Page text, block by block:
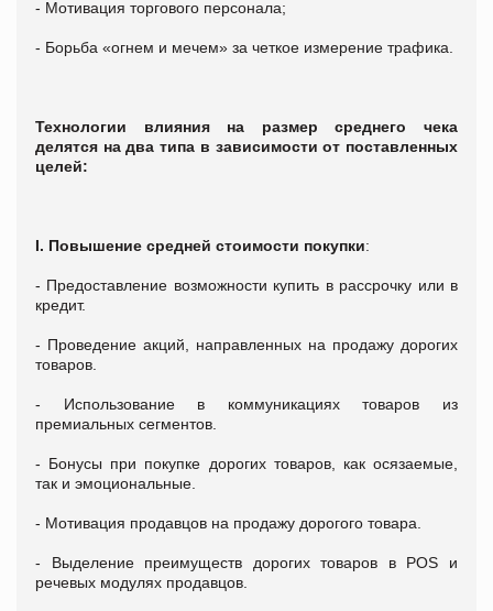
- Мотивация торгового персонала;
- Борьба «огнем и мечем» за четкое измерение трафика.
Технологии влияния на размер среднего чека
делятся на два типа в зависимости от поставленных
целей:
I. Повышение средней стоимости покупки:
- Предоставление возможности купить в рассрочку или в
кредит.
- Проведение акций, направленных на продажу дорогих
товаров.
- Использование в коммуникациях товаров из
премиальных сегментов.
- Бонусы при покупке дорогих товаров, как осязаемые,
так и эмоциональные.
- Мотивация продавцов на продажу дорогого товара.
- Выделение преимуществ дорогих товаров в POS и
речевых модулях продавцов.